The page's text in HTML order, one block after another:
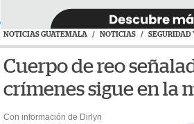
NOTICIAS GUATEMALA / NOTICIAS / SEGURIDAD
Cuerpo de reo
crímenes sigue en la
Con información de Dirlyn